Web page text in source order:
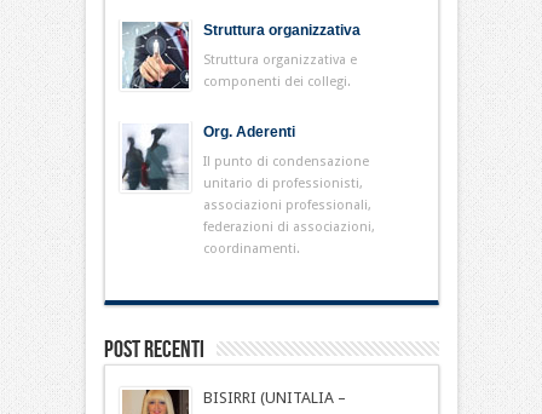
Struttura organizzativa
Struttura organizzativa e
componenti dei collegi.
Org. Aderenti
Il punto di condensazione
unitario di professionisti,
associazioni professionali,
federazioni di associazioni,
coordinamenti.
Post Recenti
BISIRRI (UNITALIA –